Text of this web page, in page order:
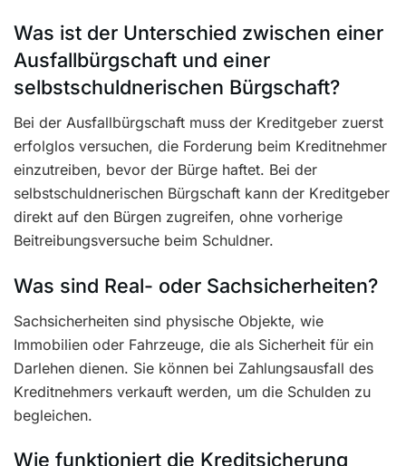
Was ist der Unterschied zwischen einer
Ausfallbürgschaft und einer
selbstschuldnerischen Bürgschaft?
Bei der Ausfallbürgschaft muss der Kreditgeber zuerst
erfolglos versuchen, die Forderung beim Kreditnehmer
einzutreiben, bevor der Bürge haftet. Bei der
selbstschuldnerischen Bürgschaft kann der Kreditgeber
direkt auf den Bürgen zugreifen, ohne vorherige
Beitreibungsversuche beim Schuldner.
Was sind Real- oder Sachsicherheiten?
Sachsicherheiten sind physische Objekte, wie
Immobilien oder Fahrzeuge, die als Sicherheit für ein
Darlehen dienen. Sie können bei Zahlungsausfall des
Kreditnehmers verkauft werden, um die Schulden zu
begleichen.
Wie funktioniert die Kreditsicherung